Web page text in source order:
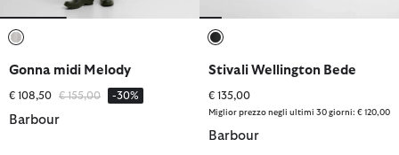
Gonna midi Melody
€ 108,50 Prezzo ridotto da
€ 155,00a -30%
Barbour
Stivali Wellington Bede
€ 135,00
Miglior prezzo negli ultimi 30 giorni: € 120,00
Barbour